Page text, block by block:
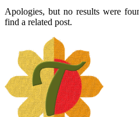
Apologies, but no results were
find a related post.